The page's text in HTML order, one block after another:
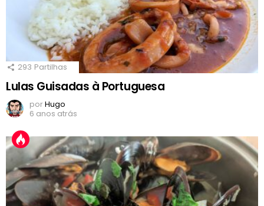
293 Partilhas
Lulas Guisadas à Portuguesa
porHugo
6 anos atrás